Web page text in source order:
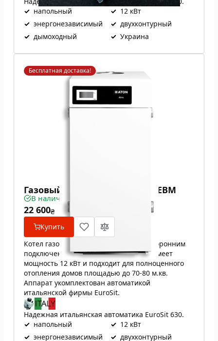
✓ напольный ✓ 12 кВт
✓ энергонезависимый ✓ двухконтурный
✓ дымоходный ✓ Украина
Бесплатная доставка!
Газовый котел ATON Atmo 12ЕВМ
В наличии
22 600₴
Купить
Котел газовый двухконтурный с двухсторонним
подключением к системе отопления. Имеет
мощность 12 кВт и подходит для полноценного
отопления домов площадью до 70-80 м.кв.
Аппарат укомплектован автоматикой
итальянской фирмы EuroSit.
Надежная итальянская автоматика EuroSit 630.
✓ напольный ✓ 12 кВт
✓ энергонезависимый ✓ двухконтурный